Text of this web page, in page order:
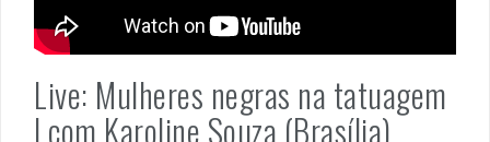
Live: Mulheres negras na tatuagem
| com Karoline Souza (Brasília)